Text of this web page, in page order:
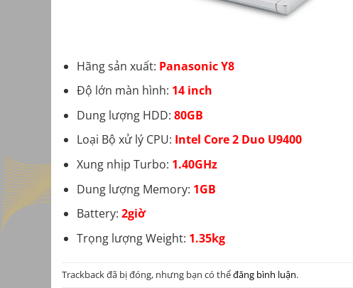
Hãng sản xuất: Panasonic Y8
Độ lớn màn hình: 14 inch
Dung lượng HDD: 80GB
Loại Bộ xử lý CPU: Intel Core 2 Duo U9400
Xung nhịp Turbo: 1.40GHz
Dung lượng Memory: 1GB
Battery: 2giờ
Trọng lượng Weight: 1.35kg
Trackback đã bị đóng, nhưng bạn có thểđăng bình luận.